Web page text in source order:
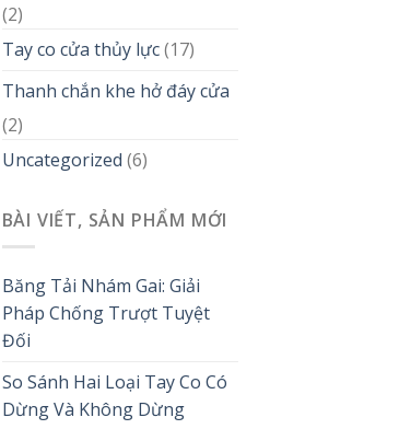
(2)
Tay co cửa thủy lực(17)
Thanh chắn khe hở đáy cửa
(2)
Uncategorized (6)
BÀI VIẾT, SẢN PHẨM MỚI
Băng Tải Nhám Gai: Giải
Pháp Chống Trượt Tuyệt
Đối
So Sánh Hai Loại Tay Co Có
Dừng Và Không Dừng